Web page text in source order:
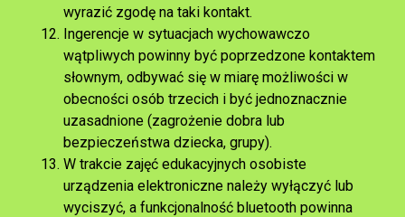
wyrazić zgodę na taki kontakt.
Ingerencje w sytuacjach wychowawczo
wątpliwych powinny być poprzedzone kontaktem
słownym, odbywać się w miarę możliwości w
obecności osób trzecich i być jednoznacznie
uzasadnione (zagrożenie dobra lub
bezpieczeństwa dziecka, grupy).
W trakcie zajęć edukacyjnych osobiste
urządzenia elektroniczne należy wyłączyć lub
wyciszyć, a funkcjonalność bluetooth powinna